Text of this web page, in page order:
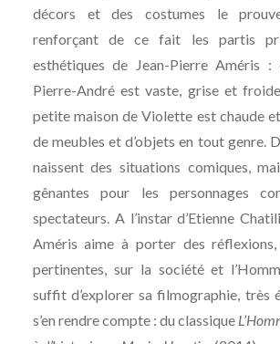
décors et des costumes le
renforçant de ce fait les partis
esthétiques de Jean-Pierre Améris :
Pierre-André est vaste, grise et
petite maison de Violette est chaude
de meubles et d’objets en tout genre.
naissent des situations comiques,
gênantes pour les personnages
spectateurs. A l’instar d’Etienne
Améris aime à porter des
pertinentes, sur la société et
suffit d’explorer sa filmographie, très
s’en rendre compte : du classique